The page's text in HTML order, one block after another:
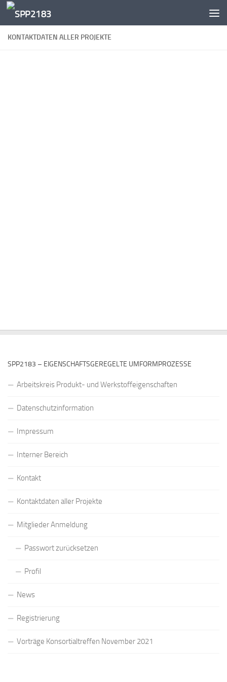
Zum Inhalt springen
KONTAKTDATEN ALLER PROJEKTE
SPP2183 – EIGENSCHAFTSGEREGELTE UMFORMPROZESSE
Arbeitskreis Produkt- und Werkstoffeigenschaften
Datenschutzinformation
Impressum
Interner Bereich
Kontakt
Kontaktdaten aller Projekte
Mitglieder Anmeldung
Passwort zurücksetzen
Profil
News
Registrierung
Vorträge Konsortialtreffen November 2021